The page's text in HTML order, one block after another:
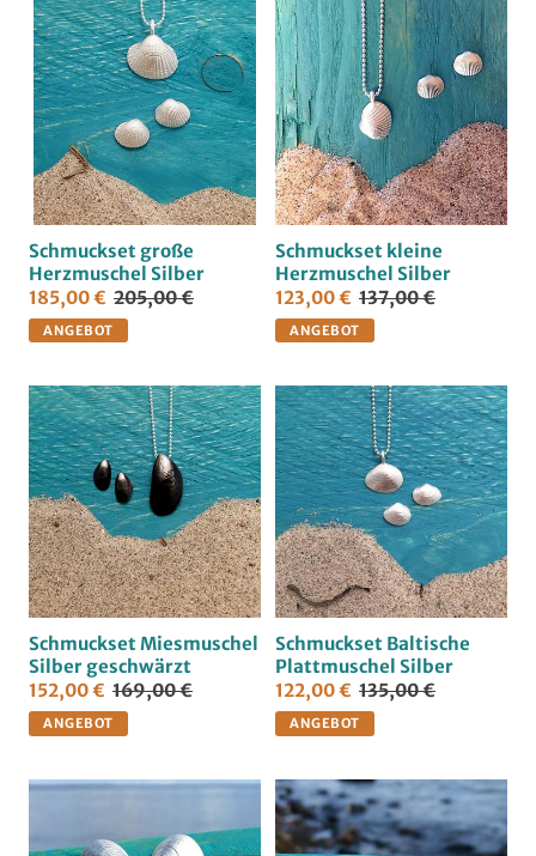
Schmuckset große
Herzmuschel Silber
185,00 € 205,00 €
ANGEBOT
Schmuckset kleine
Herzmuschel Silber
123,00 € 137,00 €
ANGEBOT
Schmuckset Miesmuschel
Silber geschwärzt
152,00 € 169,00 €
ANGEBOT
Schmuckset Baltische
Plattmuschel Silber
122,00 € 135,00 €
ANGEBOT